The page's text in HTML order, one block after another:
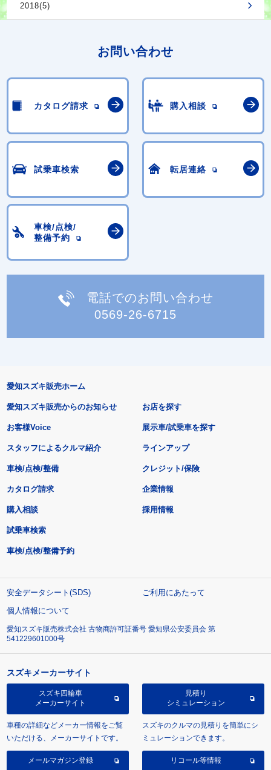
2018(5)
お問い合わせ
カタログ請求 購入相談
試乗車検索 転居連絡
車検/点検/
整備予約
電話でのお問い合わせ
0569-26-6715
愛知スズキ販売ホーム
愛知スズキ販売からのお知らせ
お客様Voice
スタッフによるクルマ紹介
お店を探す
展示車/試乗車を探す
ラインアップ
車検/点検/整備 クレジット/保険
カタログ請求
購入相談
試乗車検索
車検/点検/整備予約
企業情報
採用情報
安全データシート(SDS)
ご利用にあたって
個人情報について
愛知スズキ販売株式会社 古物商許可証番号 愛知県公安委員会 第
541229601000号
スズキメーカーサイト
スズキ四輪車
メーカーサイト
車種の詳細などメーカー情報をご覧
いただける、メーカーサイトです。
見積り
シミュレーション
スズキのクルマの見積りを簡単にシ
ミュレーションできます。
メールマガジン登録 リコール等情報